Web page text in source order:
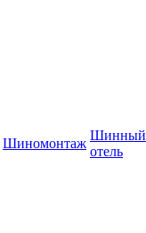
Шиномонтаж
Шинный
отель